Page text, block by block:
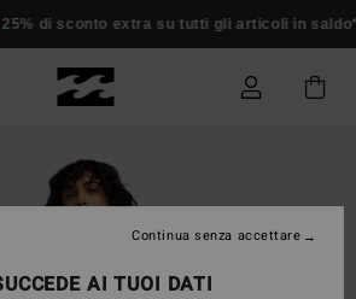
di sconto extra su tutti gli articoli in saldo*
AI TUOI DATI
Continua senza accettare